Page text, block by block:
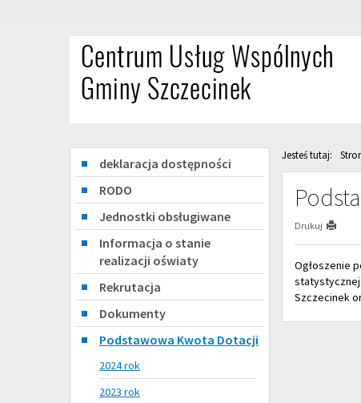
Menudeklaracja dostępności
RODO
Jednostki obsługiwane
Informacja o stanie
realizacji oświaty
Rekrutacja
Dokumenty
Podstawowa Kwota Dotacji
2024 rok
2023 rok
Jesteś tutaj:
Drukuj
Ogłoszenie
statystycznej
Szczecinek